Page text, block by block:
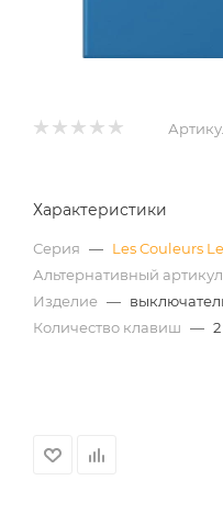
Характеристики
Серия — Les Couleurs
Альтернативный артикул
Изделие —
Количество клавиш — 2